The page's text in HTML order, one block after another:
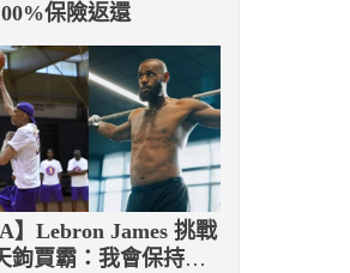
保險返還
】Lebron James 挑戰
鉤賈霸：我會保持謙